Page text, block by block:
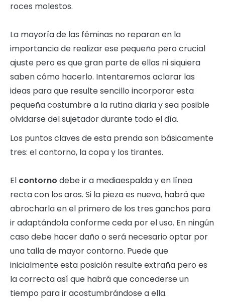
roces molestos.
La mayoría de las féminas no reparan en la
importancia de realizar ese pequeño pero crucial
ajuste pero es que gran parte de ellas ni siquiera
saben cómo hacerlo. Intentaremos aclarar las
ideas para que resulte sencillo incorporar esta
pequeña costumbre a la rutina diaria y sea posible
olvidarse del sujetador durante todo el día.
Los puntos claves de esta prenda son básicamente
tres: el contorno, la copa y los tirantes.
El contorno debe ir a mediaespalda y en línea
recta con los aros. Si la pieza es nueva, habrá que
abrocharla en el primero de los tres ganchos para
ir adaptándola conforme ceda por el uso. En ningún
caso debe hacer daño o será necesario optar por
una talla de mayor contorno. Puede que
inicialmente esta posición resulte extraña pero es
la correcta así que habrá que concederse un
tiempo para ir acostumbrándose a ella.